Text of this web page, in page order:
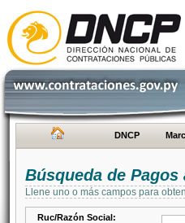
DNCP
Búsqueda de Pagos
Llene uno o más campos para
Ruc/Razón Social: